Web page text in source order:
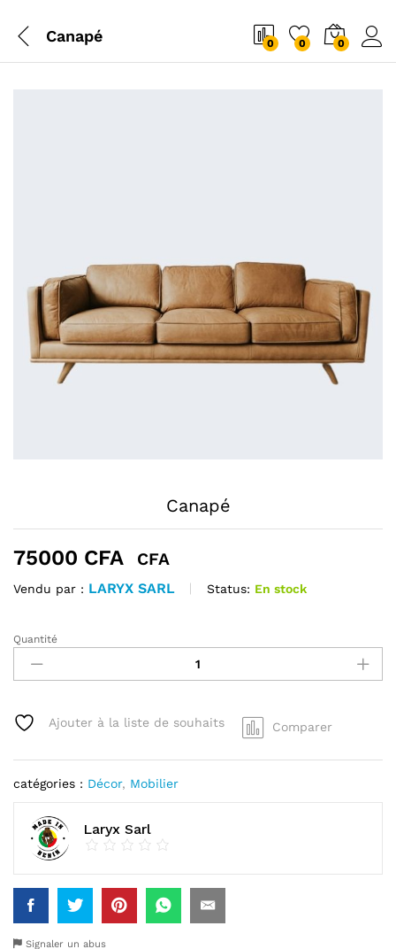
Canapé 0 0 0
Canapé
75000 CFA CFA
Vendu par : LARYX SARL Status: En stock
Canapé
quantité
Quantité
Ajouter à la liste de souhaits Comparer
catégories : Décor, Mobilier
Laryx Sarl
Signaler un abus